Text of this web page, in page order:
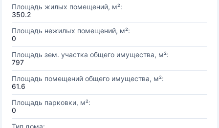
Площадь жилых помещений, м²:
350.2
Площадь нежилых помещений, м²:
0
Площадь зем. участка общего имущества, м²:
797
Площадь помещений общего имущества, м²:
61.6
Площадь парковки, м²:
0
Тип дома: